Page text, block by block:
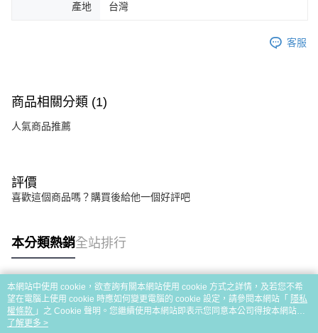
產地 台灣
客服
商品相關分類 (1)
人氣商品推薦
評價
喜歡這個商品嗎？購買後給他一個好評吧
本分類熱銷全站排行
熱門標籤
本網站中使用 cookie，欲查詢有關本網站使用 cookie 方式之詳情，及若您不希
望在電腦上使用 cookie 時應如何變更電腦的 cookie 設定，請參閱本網站「 隱私
權條款 」之 Cookie 聲明。您繼續使用本網站即表示您同意本公司得按本網站使
用條款之 Cookie 聲明使用 cookie。
了解更多 >